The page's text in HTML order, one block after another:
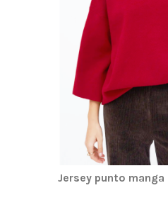
Jersey punto